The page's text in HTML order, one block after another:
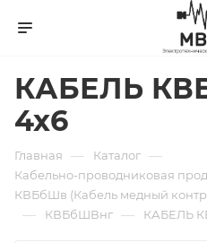
КАБЕЛЬ
4х6
Главная — Каталог —
Кабельно-проводниковая
КВБбШв (Кабель медный
— КВБбШВнг — КАБЕЛЬ